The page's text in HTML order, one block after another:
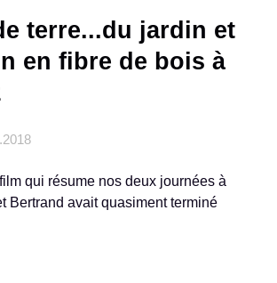
terre...du jardin et
en fibre de bois à
qui résume nos deux journées à
Bertrand avait quasiment terminé